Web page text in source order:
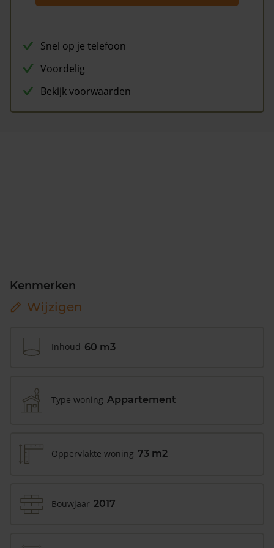
Snel op je telefoon
Voordelig
Bekijk voorwaarden
Kenmerken
Wijzigen
Inhoud 60 m3
Type woning Appartement
Oppervlakte woning 73 m2
Bouwjaar 2017